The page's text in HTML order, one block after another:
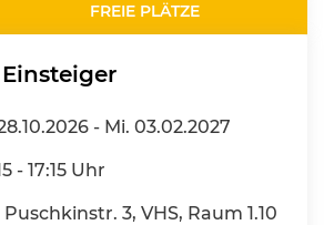
FREIE PLÄTZE
- Mi. 03.02.2027
- 17:15 Uhr
3, VHS, Raum 1.10